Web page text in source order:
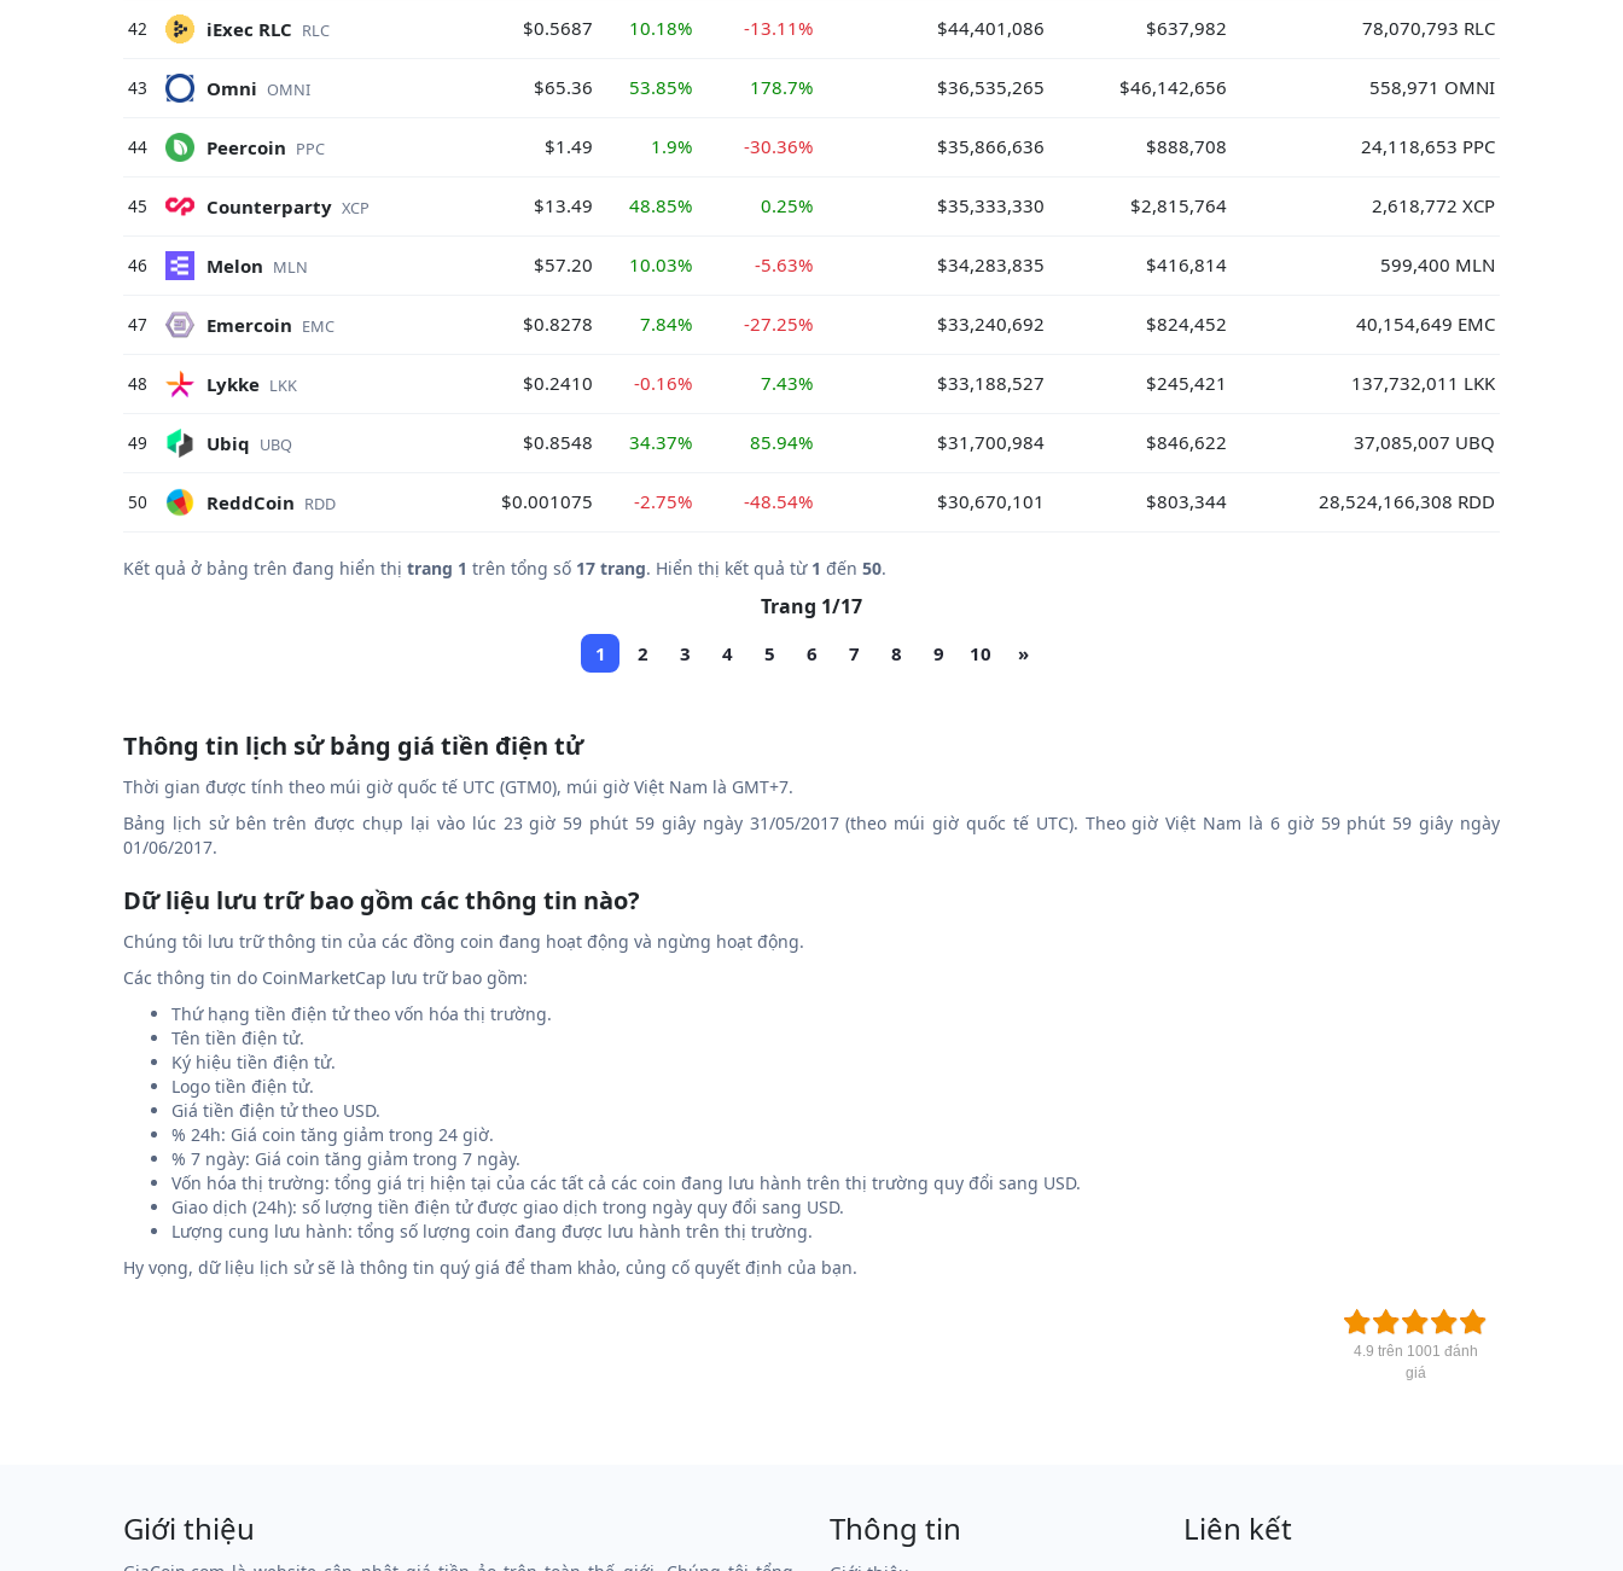
42 iExec RLC RLC $0.5687 10.18% -13.11% $44,401,086 $637,982 78,070,793 RLC
43 Omni OMNI $65.36 53.85% 178.7% $36,535,265 $46,142,656 558,971 OMNI
44 Peercoin PPC $1.49 1.9% -30.36% $35,866,636 $888,708 24,118,653 PPC
45 Counterparty XCP $13.49 48.85% 0.25% $35,333,330 $2,815,764 2,618,772 XCP
46 Melon MLN $57.20 10.03% -5.63% $34,283,835 $416,814 599,400 MLN
47 Emercoin EMC $0.8278 7.84% -27.25% $33,240,692 $824,452 40,154,649 EMC
48 Lykke LKK $0.2410 -0.16% 7.43% $33,188,527 $245,421 137,732,011 LKK
49 Ubiq UBQ $0.8548 34.37% 85.94% $31,700,984 $846,622 37,085,007 UBQ
50 ReddCoin RDD $0.001075 -2.75% -48.54% $30,670,101 $803,344 28,524,166,308 RDD
Kết quả ở bảng trên đang hiển thị trang 1 trên tổng số 17 trang. Hiển thị kết quả từ 1 đến 50.
Trang 1/17
1 2 3 4 5 6 7 8 9 10 »
Thông tin lịch sử bảng giá tiền điện tử
Thời gian được tính theo múi giờ quốc tế UTC (GTM0), múi giờ Việt Nam là GMT+7.
Bảng lịch sử bên trên được chụp lại vào lúc 23 giờ 59 phút 59 giây ngày 31/05/2017 (theo múi giờ quốc tế UTC). Theo giờ Việt Nam là 6 giờ 59 phút 59 giây ngày
01/06/2017.
Dữ liệu lưu trữ bao gồm các thông tin nào?
Chúng tôi lưu trữ thông tin của các đồng coin đang hoạt động và ngừng hoạt động.
Các thông tin do CoinMarketCap lưu trữ bao gồm:
Thứ hạng tiền điện tử theo vốn hóa thị trường.
Tên tiền điện tử.
Ký hiệu tiền điện tử.
Logo tiền điện tử.
Giá tiền điện tử theo USD.
% 24h: Giá coin tăng giảm trong 24 giờ.
% 7 ngày: Giá coin tăng giảm trong 7 ngày.
Vốn hóa thị trường: tổng giá trị hiện tại của các tất cả các coin đang lưu hành trên thị trường quy đổi sang USD.
Giao dịch (24h): số lượng tiền điện tử được giao dịch trong ngày quy đổi sang USD.
Lượng cung lưu hành: tổng số lượng coin đang được lưu hành trên thị trường.
Hy vọng, dữ liệu lịch sử sẽ là thông tin quý giá để tham khảo, củng cố quyết định của bạn.
4.9 trên 1001 đánh
giá
Giới thiệu Thông tin Liên kết